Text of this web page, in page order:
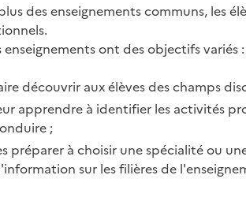
des enseignements communs, les
enseignements ont des objectifs variés :
découvrir aux élèves des champs
apprendre à identifier les activités
;
préparer à choisir une spécialité ou
sur les filières de